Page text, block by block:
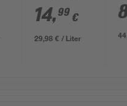
500 ml
14,99 €
29,98 € / Liter